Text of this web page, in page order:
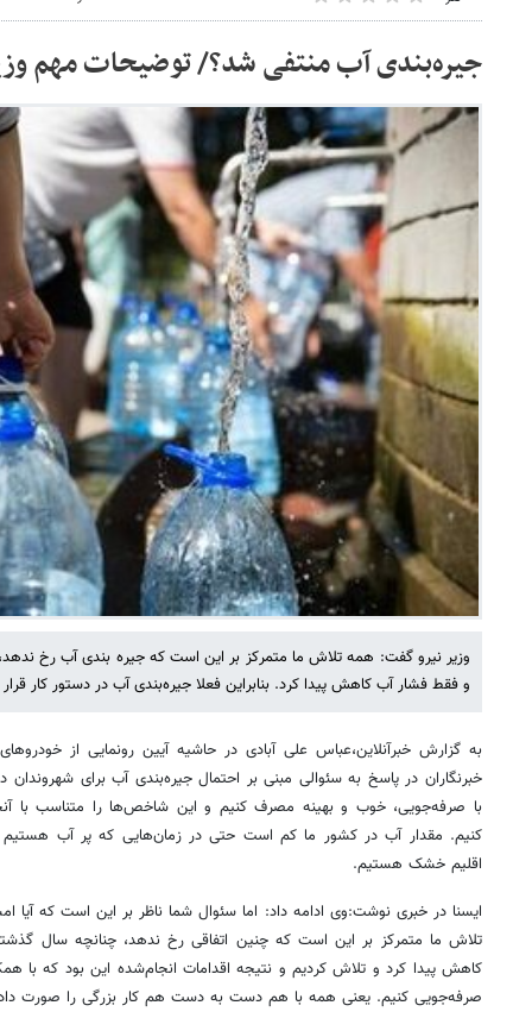
جیره‌بندی آب منتفی شد؟/ توضیحات مهم
وزیر نیرو گفت: همه تلاش ما متمرکز بر این است که جیره بندی آب رخ
و فقط فشار آب کاهش پیدا کرد. بنابراین فعلا جیره‌بندی آب در دستور کار قرار
به گزارش خبرآنلاین،عباس علی آبادی در حاشیه آیین رونمایی از
خبرنگاران در پاسخ به سئوالی مبنی بر احتمال جیره‌بندی آب برای شهروندان
با صرفه‌جویی، خوب و بهینه مصرف کنیم و این شاخص‌ها را متناسب با
کنیم. مقدار آب در کشور ما کم است حتی در زمان‌هایی که پر آب
اقلیم خشک هستیم.
ایسنا در خبری نوشت:وی ادامه داد: اما سئوال شما ناظر بر این است که آیا
تلاش ما متمرکز بر این است که چنین اتفاقی رخ ندهد، چنانچه سال
کاهش پیدا کرد و تلاش کردیم و نتیجه اقدامات انجام‌شده این بود که با
صرفه‌جویی کنیم. یعنی همه با هم دست به دست هم کار بزرگی را صورت